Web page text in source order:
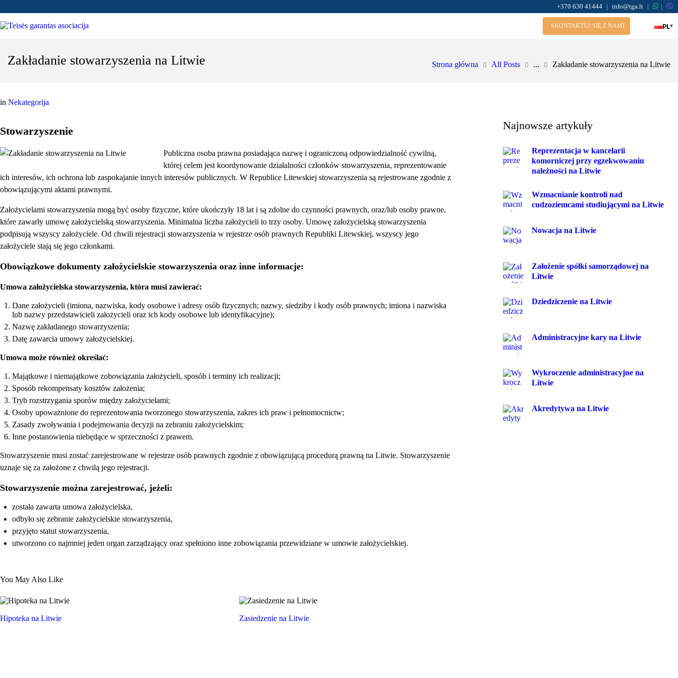
+370 630 41444 | info@tga.lt | |
SKONTAKTUJ SIĘ Z NAMI PL▾
Zakładanie stowarzyszenia na Litwie Strona główna All Posts ... Zakładanie stowarzyszenia na Litwie
in Nekategorija
Stowarzyszenie
Publiczna osoba prawna posiadająca nazwę i ograniczoną odpowiedzialność cywilną,
której celem jest koordynowanie działalności członków stowarzyszenia, reprezentowanie
ich interesów, ich ochrona lub zaspokajanie innych interesów publicznych. W Republice Litewskiej stowarzyszenia są rejestrowane zgodnie z
obowiązującymi aktami prawnymi.
Założycielami stowarzyszenia mogą być osoby fizyczne, które ukończyły 18 lat i są zdolne do czynności prawnych, oraz/lub osoby prawne,
które zawarły umowę założycielską stowarzyszenia. Minimalna liczba założycieli to trzy osoby. Umowę założycielską stowarzyszenia
podpisują wszyscy założyciele. Od chwili rejestracji stowarzyszenia w rejestrze osób prawnych Republiki Litewskiej, wszyscy jego
założyciele stają się jego członkami.
Obowiązkowe dokumenty założycielskie stowarzyszenia oraz inne informacje:
Umowa założycielska stowarzyszenia, która musi zawierać:
Dane założycieli (imiona, nazwiska, kody osobowe i adresy osób fizycznych; nazwy, siedziby i kody osób prawnych; imiona i nazwiska
lub nazwy przedstawicieli założycieli oraz ich kody osobowe lub identyfikacyjne);
Nazwę zakładanego stowarzyszenia;
Datę zawarcia umowy założycielskiej.
Umowa może również określać:
Majątkowe i niemajątkowe zobowiązania założycieli, sposób i terminy ich realizacji;
Sposób rekompensaty kosztów założenia;
Tryb rozstrzygania sporów między założycielami;
Osoby upoważnione do reprezentowania tworzonego stowarzyszenia, zakres ich praw i pełnomocnictw;
Zasady zwoływania i podejmowania decyzji na zebraniu założycielskim;
Inne postanowienia niebędące w sprzeczności z prawem.
Stowarzyszenie musi zostać zarejestrowane w rejestrze osób prawnych zgodnie z obowiązującą procedurą prawną na Litwie. Stowarzyszenie
uznaje się za założone z chwilą jego rejestracji.
Stowarzyszenie można zarejestrować, jeżeli:
została zawarta umowa założycielska,
odbyło się zebranie założycielskie stowarzyszenia,
przyjęto statut stowarzyszenia,
utworzono co najmniej jeden organ zarządzający oraz spełniono inne zobowiązania przewidziane w umowie założycielskiej.
You May Also Like
Hipoteka na Litwie Zasiedzenie na Litwie
Najnowsze artykuły
Reprezentacja w kancelarii
komorniczej przy egzekwowaniu
należności na Litwie
Wzmacnianie kontroli nad
cudzoziemcami studiującymi na Litwie
Nowacja na Litwie
Założenie spółki samorządowej na
Litwie
Dziedziczenie na Litwie
Administracyjne kary na Litwie
Wykroczenie administracyjne na
Litwie
Akredytywa na Litwie